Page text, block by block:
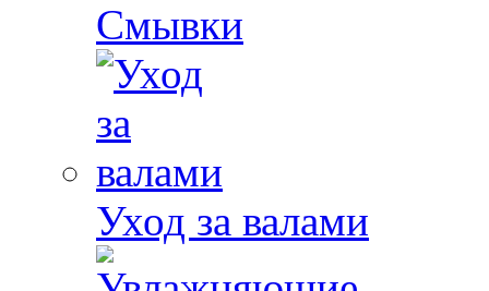
Смывки
Уход за валами